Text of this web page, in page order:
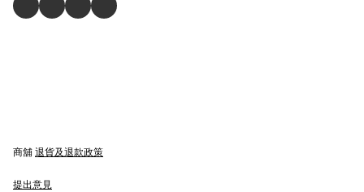
商舖退貨及退款政策
提出意見